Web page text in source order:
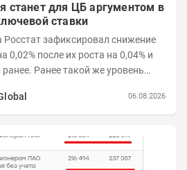
станет для ЦБ аргументом в
ставки
Росстат зафиксировал снижение
0,02% после их роста на 0,04% и
Ранее такой же уровень
06.08.2026